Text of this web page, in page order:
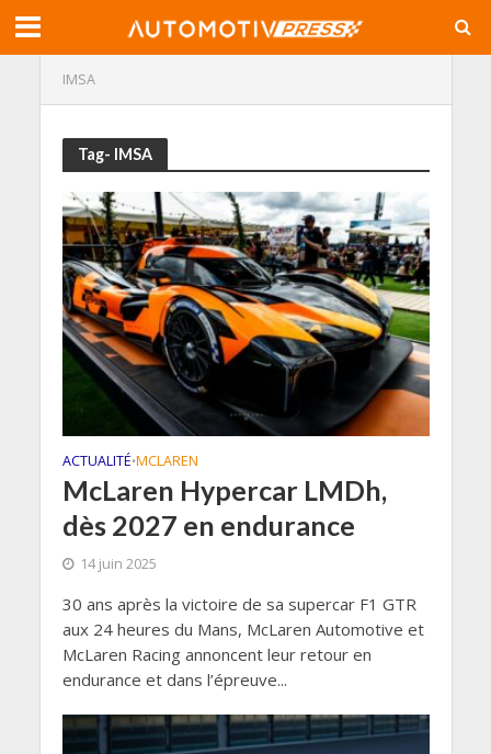
IMSA
Tag- IMSA
ACTUALITÉ•MCLAREN
McLaren Hypercar LMDh,
dès 2027 en endurance
14 juin 2025
30 ans après la victoire de sa supercar F1 GTR
aux 24 heures du Mans, McLaren Automotive et
McLaren Racing annoncent leur retour en
endurance et dans l’épreuve...